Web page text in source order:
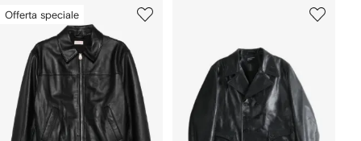
Offerta speciale